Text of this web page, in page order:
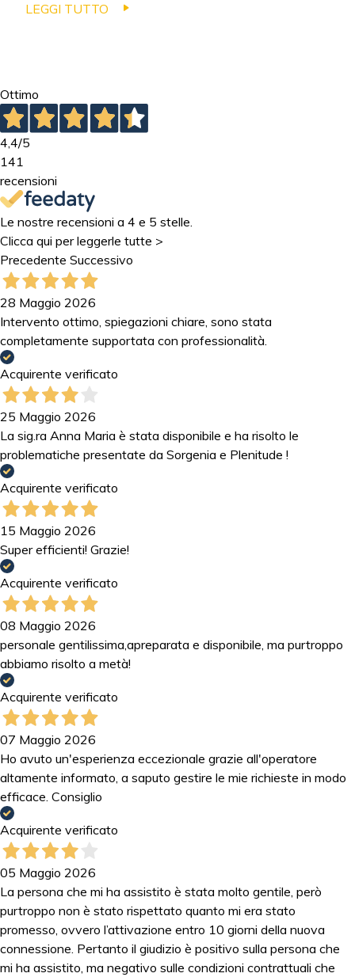
LEGGI TUTTO
Ottimo
4,4/5
141
recensioni
Le nostre recensioni a 4 e 5 stelle.
Clicca qui per leggerle tutte >
Precedente Successivo
28 Maggio 2026
Intervento ottimo, spiegazioni chiare, sono stata
completamente supportata con professionalità.
Acquirente verificato
25 Maggio 2026
La sig.ra Anna Maria è stata disponibile e ha risolto le
problematiche presentate da Sorgenia e Plenitude !
Acquirente verificato
15 Maggio 2026
Super efficienti! Grazie!
Acquirente verificato
08 Maggio 2026
personale gentilissima,apreparata e disponibile, ma purtroppo
abbiamo risolto a metà!
Acquirente verificato
07 Maggio 2026
Ho avuto un'esperienza eccezionale grazie all'operatore
altamente informato, a saputo gestire le mie richieste in modo
efficace. Consiglio
Acquirente verificato
05 Maggio 2026
La persona che mi ha assistito è stata molto gentile, però
purtroppo non è stato rispettato quanto mi era stato
promesso, ovvero l’attivazione entro 10 giorni della nuova
connessione. Pertanto il giudizio è positivo sulla persona che
mi ha assistito, ma negativo sulle condizioni contrattuali che